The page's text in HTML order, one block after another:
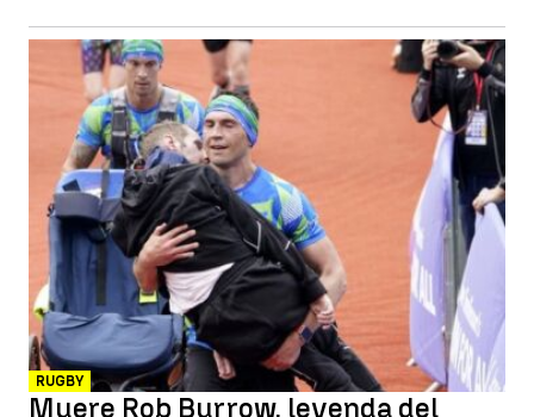
RUGBY
Muere Rob Burrow, leyenda del